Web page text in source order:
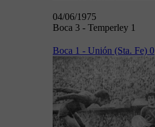
04/06/1975
Boca 3 - Temperley 1
Boca 1 - Unión (Sta. Fe) 0